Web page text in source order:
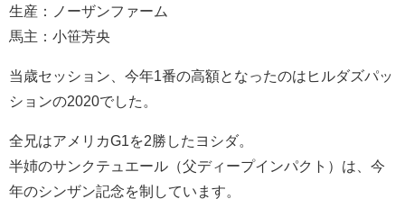
生産：ノーザンファーム
馬主：小笹芳央
当歳セッション、今年1番の高額となったのはヒルダズパッ
ションの2020でした。
全兄はアメリカG1を2勝したヨシダ。
半姉のサンクテュエール（父ディープインパクト）は、今
年のシンザン記念を制しています。